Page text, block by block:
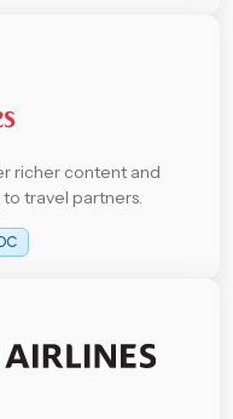
richer content and
travel partners.